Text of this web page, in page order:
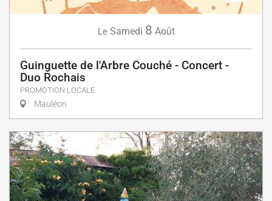
Le Samedi 8 Août
Guinguette de l'Arbre Couché - Concert -
Duo Rochais
PROMOTION LOCALE
Mauléon